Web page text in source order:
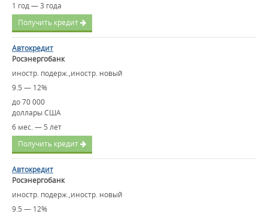
1 год — 3 года
Получить кредит
Автокредит
Росэнергобанк
иностр. подерж.,иностр. новый
9.5 — 12%
до 70 000
доллары США
6 мес. — 5 лет
Получить кредит
Автокредит
Росэнергобанк
иностр. подерж.,иностр. новый
9.5 — 12%